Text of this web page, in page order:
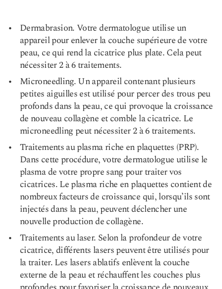
Dermabrasion. Votre dermatologue utilise un
appareil pour enlever la couche supérieure de votre
peau, ce qui rend la cicatrice plus plate. Cela peut
nécessiter 2 à 6 traitements.
Microneedling. Un appareil contenant plusieurs
petites aiguilles est utilisé pour percer des trous peu
profonds dans la peau, ce qui provoque la croissance
de nouveau collagène et comble la cicatrice. Le
microneedling peut nécessiter 2 à 6 traitements.
Traitements au plasma riche en plaquettes (PRP).
Dans cette procédure, votre dermatologue utilise le
plasma de votre propre sang pour traiter vos
cicatrices. Le plasma riche en plaquettes contient de
nombreux facteurs de croissance qui, lorsqu’ils sont
injectés dans la peau, peuvent déclencher une
nouvelle production de collagène.
Traitements au laser. Selon la profondeur de votre
cicatrice, différents lasers peuvent être utilisés pour
la traiter. Les lasers ablatifs enlèvent la couche
externe de la peau et réchauffent les couches plus